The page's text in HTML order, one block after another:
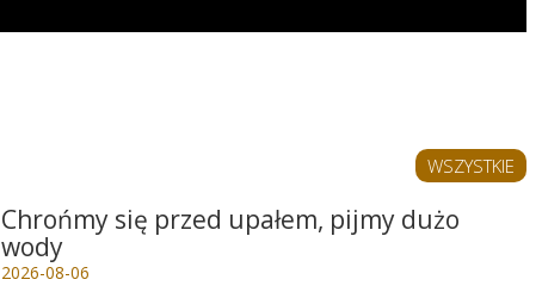
WSZYSTKIE
Chrońmy się przed upałem, pijmy dużo
wody
2026-08-06